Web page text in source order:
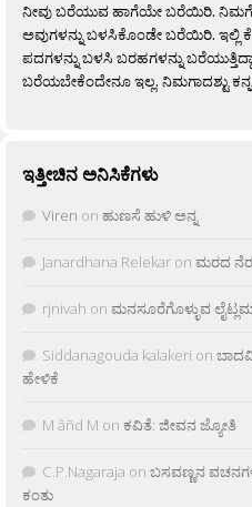
ನೀವು ಬರೆಯುವ ಹಾಗೆಯೇ ಬರೆಯಿರಿ.
ಅವುಗಳನ್ನು ಬಳಸಿಕೊಂಡೇ ಬರೆಯಿರಿ. ಇಲ್ಲಿ
ಪದಗಳನ್ನು ಬಳಸಿ ಬರಹಗಳನ್ನು
ಬರೆಯಬೇಕೆಂದೇನೂ ಇಲ್ಲ. ನಿಮಗಾದಶ್ಟು
ಇತ್ತೀಚಿನ ಅನಿಸಿಕೆಗಳು
Viren on ಹುಣಸೆ ಹುಳಿ ಅನ್ನ
Janardhana Relekar on ಮರದ
rjnivah on ಮನಸೂರೆಗೊಳ್ಳುವ
Siddanagouda kalakeri on
ಹೇಳಿಕೆ
M âñd M on ಕವಿತೆ: ಜೀವನ ಜ್ಯೋತಿ
C.P.Nagaraja on ಬಸವಣ್ಣನ
ಕಂತು